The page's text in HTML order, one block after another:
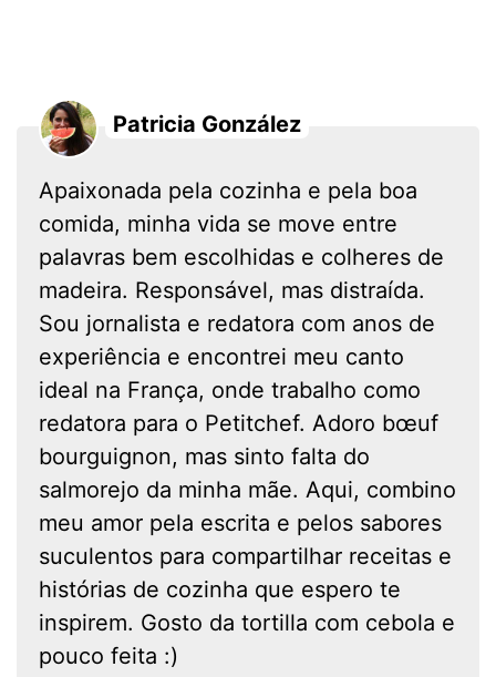
Patricia González
Apaixonada pela cozinha e pela boa
comida, minha vida se move entre
palavras bem escolhidas e colheres de
madeira. Responsável, mas distraída.
Sou jornalista e redatora com anos de
experiência e encontrei meu canto
ideal na França, onde trabalho como
redatora para o Petitchef. Adoro bœuf
bourguignon, mas sinto falta do
salmorejo da minha mãe. Aqui, combino
meu amor pela escrita e pelos sabores
suculentos para compartilhar receitas e
histórias de cozinha que espero te
inspirem. Gosto da tortilla com cebola e
pouco feita :)